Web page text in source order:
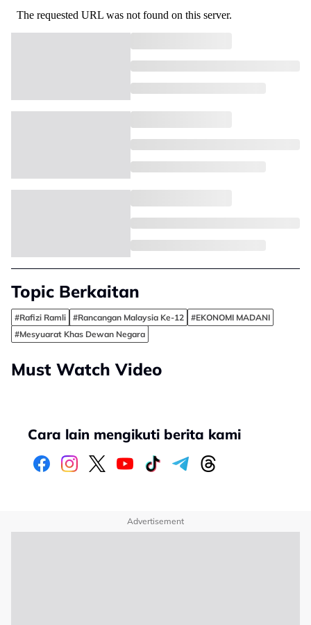
Topic Berkaitan
#Rafizi Ramli #Rancangan Malaysia Ke-12
#EKONOMI MADANI
#Mesyuarat Khas Dewan Negara
Must Watch Video
Cara lain mengikuti berita kami
Advertisement